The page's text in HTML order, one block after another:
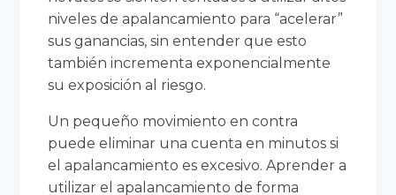
niveles de apalancamiento para “acelerar”
sus ganancias, sin entender que esto
también incrementa exponencialmente
su exposición al riesgo.
Un pequeño movimiento en contra
puede eliminar una cuenta en minutos si
el apalancamiento es excesivo. Aprender a
utilizar el apalancamiento de forma